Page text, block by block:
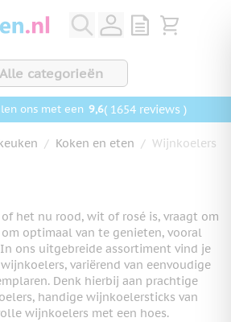
View quote,
Bekijk
Alle categorieën
ons met een 9,6( 1654 reviews )
/ Koken en eten / Wijnkoelers
het nu rood, wit of rosé is, vraagt om
optimaal van te genieten, vooral
ons uitgebreide assortiment vind je
variërend van eenvoudige
Denk hierbij aan prachtige
handige wijnkoelersticks van
wijnkoelers met een hoes.